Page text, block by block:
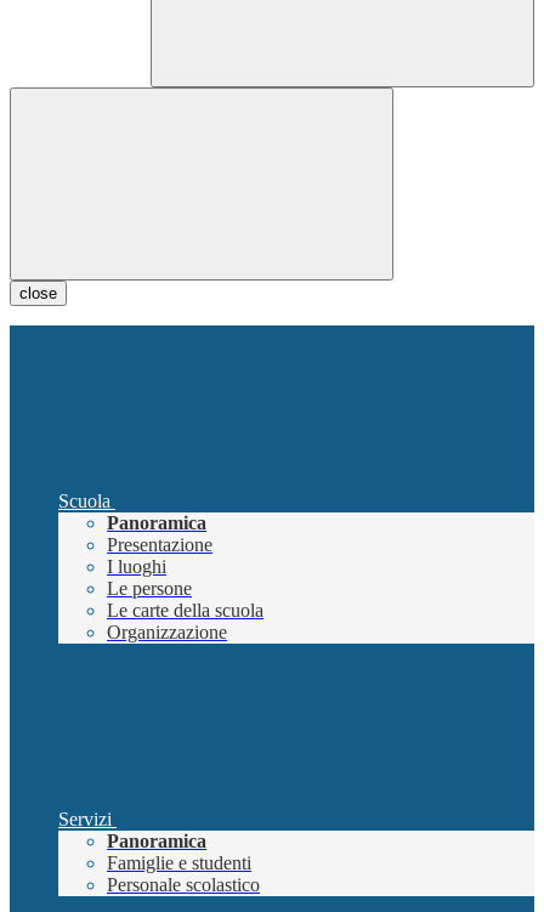
close
Scuola
Panoramica
Presentazione
I luoghi
Le persone
Le carte della scuola
Organizzazione
Servizi
Panoramica
Famiglie e studenti
Personale scolastico